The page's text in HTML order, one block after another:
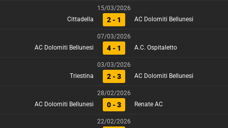
15/03/2026
Cittadella
2 - 1 AC Dolomiti Bellunesi
07/03/2026
AC Dolomiti Bellunesi
4 - 1 A.C. Ospitaletto
03/03/2026
Triestina
2 - 3 AC Dolomiti Bellunesi
28/02/2026
AC Dolomiti Bellunesi
0 - 3 Renate AC
22/02/2026